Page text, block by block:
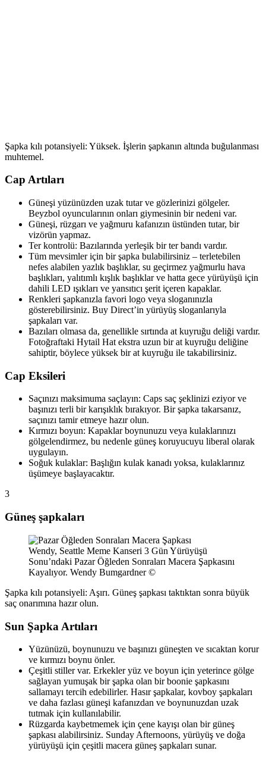
Şapka kılı potansiyeli: Yüksek. İşlerin şapkanın altında buğulanması
muhtemel.
Cap Artıları
Güneşi yüzünüzden uzak tutar ve gözlerinizi gölgeler.
Beyzbol oyuncularının onları giymesinin bir nedeni var.
Güneşi, rüzgarı ve yağmuru kafanızın üstünden tutar, bir
vizörün yapmaz.
Ter kontrolü: Bazılarında yerleşik bir ter bandı vardır.
Tüm mevsimler için bir şapka bulabilirsiniz – terletebilen
nefes alabilen yazlık başlıklar, su geçirmez yağmurlu hava
başlıkları, yalıtımlı kışlık başlıklar ve hatta gece yürüyüşü için
dahili LED ışıkları ve yansıtıcı şerit içeren kapaklar.
Renkleri şapkanızla favori logo veya sloganınızla
gösterebilirsiniz. Buy Direct’in yürüyüş sloganlarıyla
şapkaları var.
Bazıları olmasa da, genellikle sırtında at kuyruğu deliği vardır.
Fotoğraftaki Hytail Hat ekstra uzun bir at kuyruğu deliğine
sahiptir, böylece yüksek bir at kuyruğu ile takabilirsiniz.
Cap Eksileri
Saçınızı maksimuma saçlayın: Caps saç şeklinizi eziyor ve
başınızı terli bir karışıklık bırakıyor. Bir şapka takarsanız,
saçınızı tamir etmeye hazır olun.
Kırmızı boyun: Kapaklar boynunuzu veya kulaklarınızı
gölgelendirmez, bu nedenle güneş koruyucuyu liberal olarak
uygulayın.
Soğuk kulaklar: Başlığın kulak kanadı yoksa, kulaklarınız
üşümeye başlayacaktır.
3
Güneş şapkaları
Wendy, Seattle Meme Kanseri 3 Gün Yürüyüşü
Sonu’ndaki Pazar Öğleden Sonraları Macera Şapkasını
Kayalıyor. Wendy Bumgardner ©
Şapka kılı potansiyeli: Aşırı. Güneş şapkası taktıktan sonra büyük
saç onarımına hazır olun.
Sun Şapka Artıları
Yüzünüzü, boynunuzu ve başınızı güneşten ve sıcaktan korur
ve kırmızı boynu önler.
Çeşitli stiller var. Erkekler yüz ve boyun için yeterince gölge
sağlayan yumuşak bir şapka olan bir boonie şapkasını
sallamayı tercih edebilirler. Hasır şapkalar, kovboy şapkaları
ve daha fazlası güneşi kafanızdan ve boynunuzdan uzak
tutmak için kullanılabilir.
Rüzgarda kaybetmemek için çene kayışı olan bir güneş
şapkası alabilirsiniz. Sunday Afternoons, yürüyüş ve doğa
yürüyüşü için çeşitli macera güneş şapkaları sunar.